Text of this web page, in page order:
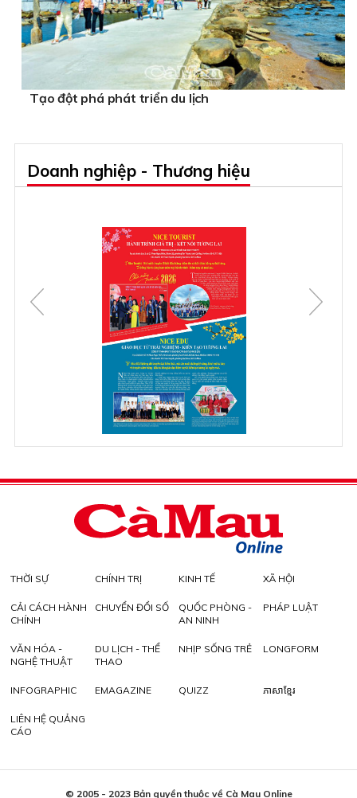
Tạo đột phá phát triển du lịch
Doanh nghiệp - Thương hiệu
THỜI SỰ CHÍNH TRỊ KINH TẾ XÃ HỘI
CẢI CÁCH HÀNH
CHÍNH
CHUYỂN ĐỔI SỐ
QUỐC PHÒNG -
AN NINH
PHÁP LUẬT
VĂN HÓA -
NGHỆ THUẬT
DU LỊCH - THỂ
THAO
NHỊP SỐNG TRẺ LONGFORM
INFOGRAPHIC EMAGAZINE QUIZZ ភាសាខ្មែរ
LIÊN HỆ QUẢNG
CÁO
© 2005 - 2023 Bản quyền thuộc về Cà Mau Online